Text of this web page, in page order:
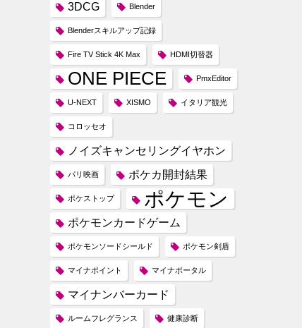
3DCG Blender
Blenderスキルアップ記録
Fire TV Stick 4K Max HDMI切替器
ONE PIECE PmxEditor
U-NEXT XISMO イタリア観光
コロッセオ
ノイズキャンセリングイヤホン
パリ映画 ポケカ開封結果
ポケストップ ポケモン
ポケモンカードゲーム
ポケモンソードシールド ポケモン剣盾
マイナポイント マイナポータル
マイナンバーカード
ルームフレグランス 健康診断